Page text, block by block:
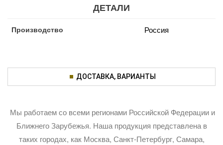
ДЕТАЛИ
Производство Россия
ДОСТАВКА, ВАРИАНТЫ
Мы работаем со всеми регионами Российской Федерации и
Ближнего Зарубежья. Наша продукция представлена в
таких городах, как Москва, Санкт-Петербург, Самара,